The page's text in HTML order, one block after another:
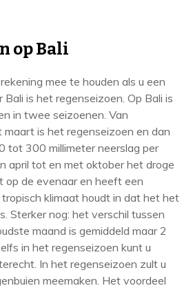
op Bali
mee te houden als u een
is het regenseizoen. Op Bali is
in twee seizoenen. Van
is het regenseizoen en dan
tot 300 millimeter neerslag per
april tot en met oktober het droge
op de evenaar en heeft een
klimaat houdt in dat het het
Sterker nog: het verschil tussen
maand is gemiddeld maar 2
in het regenseizoen kunt u
In het regenseizoen zult u
meemaken. Het voordeel